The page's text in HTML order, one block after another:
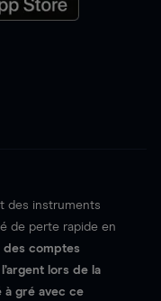
des instruments
de perte rapide en
des comptes
lors de la
à gré avec ce